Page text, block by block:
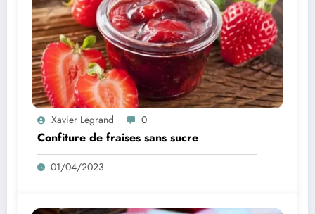
Xavier Legrand 0
Confiture de fraises sans sucre
01/04/2023